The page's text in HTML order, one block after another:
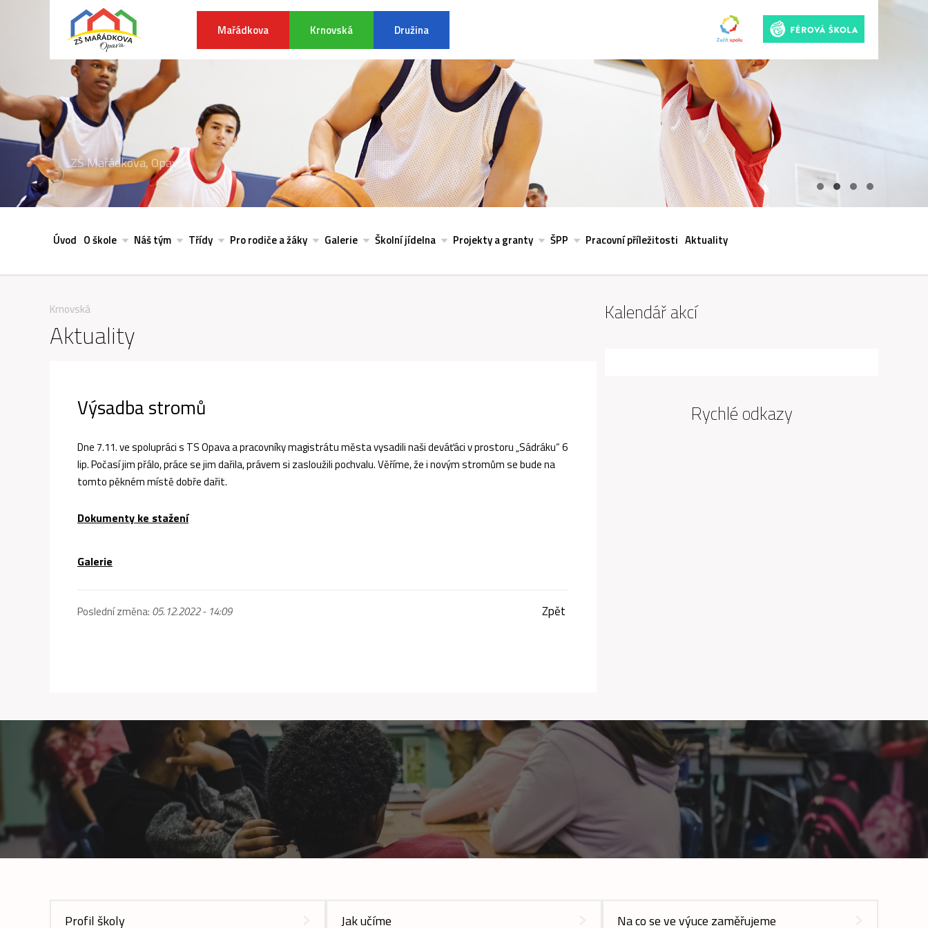
Mařádkova Krnovská Družina
ZŠ Mařádkova, Opava
Úvod O škole Náš tým Třídy Pro rodiče a žáky Galerie Školní jídelna Projekty a granty ŠPP Pracovní příležitosti Aktuality
Krnovská
Aktuality
Výsadba stromů
Dne 7.11. ve spolupráci s TS Opava a pracovníky magistrátu města vysadili naši deváťáci v prostoru „Sádráku“ 6
lip. Počasí jim přálo, práce se jim dařila, právem si zasloužili pochvalu. Věříme, že i novým stromům se bude na
tomto pěkném místě dobře dařit.
Dokumenty ke stažení
Galerie
Poslední změna: 05.12.2022 - 14:09 Zpět
Kalendář akcí
Rychlé odkazy
Profil školy Jak učíme Na co se ve výuce zaměřujeme